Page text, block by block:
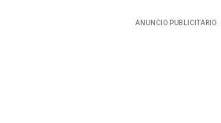
ANUNCIO PUBLICITARIO